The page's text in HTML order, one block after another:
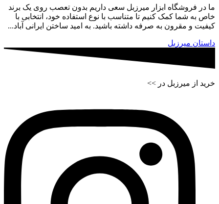
ما در فروشگاه ابزار میرزبل سعی داریم بدون تعصب روی یک برند
خاص به شما کمک کنیم تا متناسب با نوع استفاده خود، انتخابی با
کیفیت و مقرون به صرفه داشته باشید. به امید ساختن ایرانی آباد...
داستان میرزبل
خرید از میرزبل در >>